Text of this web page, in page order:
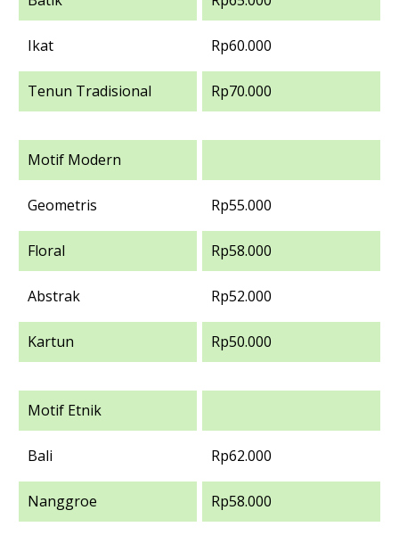
Ikat Rp60.000
Tenun Tradisional Rp70.000
Motif Modern
Geometris Rp55.000
Floral Rp58.000
Abstrak Rp52.000
Kartun Rp50.000
Motif Etnik
Bali Rp62.000
Nanggroe Rp58.000